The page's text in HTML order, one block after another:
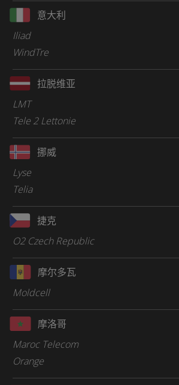
意大利
Iliad
WindTre
拉脱维亚
LMT
Tele 2 Lettonie
挪威
Lyse
Telia
捷克
O2 Czech Republic
摩尔多瓦
Moldcell
摩洛哥
Maroc Telecom
Orange